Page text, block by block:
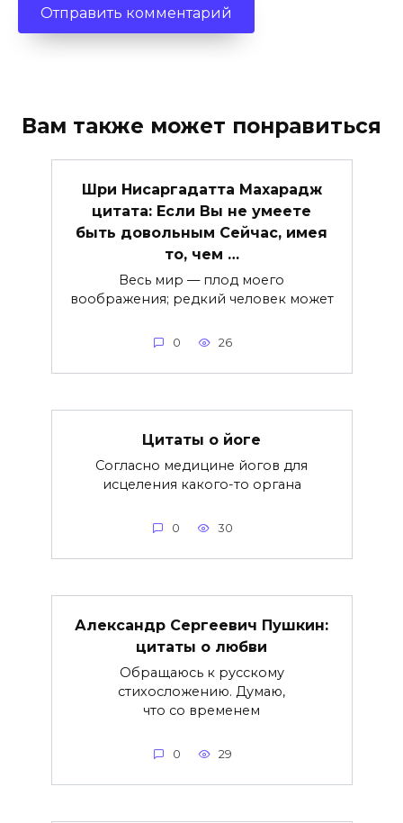
Вам также может понравиться
Шри Нисаргадатта Махарадж
цитата: Если Вы не умеете
быть довольным Сейчас, имея
то, чем …
Весь мир — плод моего
воображения; редкий человек может
0 26
Цитаты о йоге
Согласно медицине йогов для
исцеления какого-то органа
0 30
Александр Сергеевич Пушкин:
цитаты о любви
Обращаюсь к русскому
стихосложению. Думаю,
что со временем
0 29